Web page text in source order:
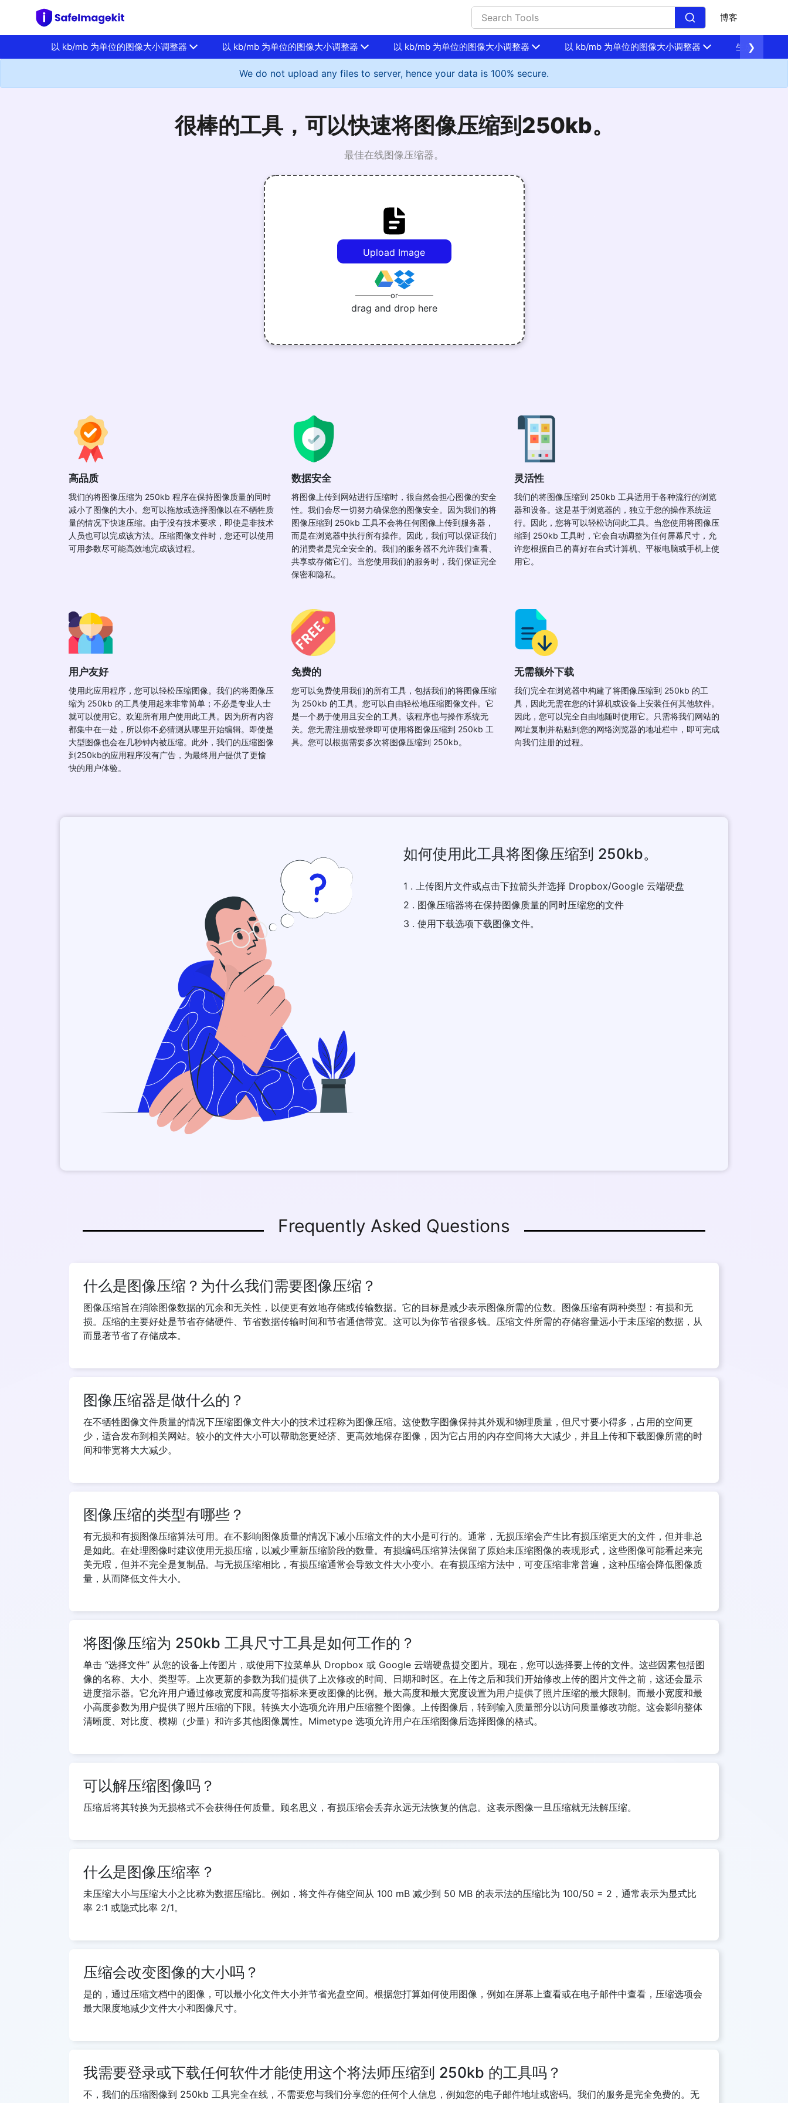
博客
以 kb/mb 为单位的图像大小调整器 以 kb/mb 为单位的图像大小调整器 以 kb/mb 为单位的图像大小调整器 以 kb/mb 为单位的图像大小调整器 生成
❯
We do not upload any files to server, hence your data is 100% secure.
很棒的工具，可以快速将图像压缩到250kb。
最佳在线图像压缩器。
Upload Image
or
drag and drop here
高品质
我们的将图像压缩为 250kb 程序在保持图像质量的同时
减小了图像的大小。您可以拖放或选择图像以在不牺牲质
量的情况下快速压缩。由于没有技术要求，即使是非技术
人员也可以完成该方法。压缩图像文件时，您还可以使用
可用参数尽可能高效地完成该过程。
数据安全
将图像上传到网站进行压缩时，很自然会担心图像的安全
性。我们会尽一切努力确保您的图像安全。因为我们的将
图像压缩到 250kb 工具不会将任何图像上传到服务器，
而是在浏览器中执行所有操作。因此，我们可以保证我们
的消费者是完全安全的。我们的服务器不允许我们查看、
共享或存储它们。当您使用我们的服务时，我们保证完全
保密和隐私。
灵活性
我们的将图像压缩到 250kb 工具适用于各种流行的浏览
器和设备。这是基于浏览器的，独立于您的操作系统运
行。因此，您将可以轻松访问此工具。当您使用将图像压
缩到 250kb 工具时，它会自动调整为任何屏幕尺寸，允
许您根据自己的喜好在台式计算机、平板电脑或手机上使
用它。
用户友好
使用此应用程序，您可以轻松压缩图像。我们的将图像压
缩为 250kb 的工具使用起来非常简单；不必是专业人士
就可以使用它。欢迎所有用户使用此工具。因为所有内容
都集中在一处，所以你不必猜测从哪里开始编辑。即使是
大型图像也会在几秒钟内被压缩。此外，我们的压缩图像
到250kb的应用程序没有广告，为最终用户提供了更愉
快的用户体验。
免费的
您可以免费使用我们的所有工具，包括我们的将图像压缩
为 250kb 的工具。您可以自由轻松地压缩图像文件。它
是一个易于使用且安全的工具。该程序也与操作系统无
关。您无需注册或登录即可使用将图像压缩到 250kb 工
具。您可以根据需要多次将图像压缩到 250kb。
无需额外下载
我们完全在浏览器中构建了将图像压缩到 250kb 的工
具，因此无需在您的计算机或设备上安装任何其他软件。
因此，您可以完全自由地随时使用它。只需将我们网站的
网址复制并粘贴到您的网络浏览器的地址栏中，即可完成
向我们注册的过程。
如何使用此工具将图像压缩到 250kb。
1 . 上传图片文件或点击下拉箭头并选择 Dropbox/Google 云端硬盘
2 . 图像压缩器将在保持图像质量的同时压缩您的文件
3 . 使用下载选项下载图像文件。
Frequently Asked Questions
什么是图像压缩？为什么我们需要图像压缩？
图像压缩旨在消除图像数据的冗余和无关性，以便更有效地存储或传输数据。它的目标是减少表示图像所需的位数。图像压缩有两种类型：有损和无
损。压缩的主要好处是节省存储硬件、节省数据传输时间和节省通信带宽。这可以为你节省很多钱。压缩文件所需的存储容量远小于未压缩的数据，从
而显著节省了存储成本。
图像压缩器是做什么的？
在不牺牲图像文件质量的情况下压缩图像文件大小的技术过程称为图像压缩。这使数字图像保持其外观和物理质量，但尺寸要小得多，占用的空间更
少，适合发布到相关网站。较小的文件大小可以帮助您更经济、更高效地保存图像，因为它占用的内存空间将大大减少，并且上传和下载图像所需的时
间和带宽将大大减少。
图像压缩的类型有哪些？
有无损和有损图像压缩算法可用。在不影响图像质量的情况下减小压缩文件的大小是可行的。通常，无损压缩会产生比有损压缩更大的文件，但并非总
是如此。在处理图像时建议使用无损压缩，以减少重新压缩阶段的数量。有损编码压缩算法保留了原始未压缩图像的表现形式，这些图像可能看起来完
美无瑕，但并不完全是复制品。与无损压缩相比，有损压缩通常会导致文件大小变小。在有损压缩方法中，可变压缩非常普遍，这种压缩会降低图像质
量，从而降低文件大小。
将图像压缩为 250kb 工具尺寸工具是如何工作的？
单击 “选择文件” 从您的设备上传图片，或使用下拉菜单从 Dropbox 或 Google 云端硬盘提交图片。现在，您可以选择要上传的文件。这些因素包括图
像的名称、大小、类型等。上次更新的参数为我们提供了上次修改的时间、日期和时区。在上传之后和我们开始修改上传的图片文件之前，这还会显示
进度指示器。它允许用户通过修改宽度和高度等指标来更改图像的比例。最大高度和最大宽度设置为用户提供了照片压缩的最大限制。而最小宽度和最
小高度参数为用户提供了照片压缩的下限。转换大小选项允许用户压缩整个图像。上传图像后，转到输入质量部分以访问质量修改功能。这会影响整体
清晰度、对比度、模糊（少量）和许多其他图像属性。Mimetype 选项允许用户在压缩图像后选择图像的格式。
可以解压缩图像吗？
压缩后将其转换为无损格式不会获得任何质量。顾名思义，有损压缩会丢弃永远无法恢复的信息。这表示图像一旦压缩就无法解压缩。
什么是图像压缩率？
未压缩大小与压缩大小之比称为数据压缩比。例如，将文件存储空间从 100 mB 减少到 50 MB 的表示法的压缩比为 100/50 = 2，通常表示为显式比
率 2:1 或隐式比率 2/1。
压缩会改变图像的大小吗？
是的，通过压缩文档中的图像，可以最小化文件大小并节省光盘空间。根据您打算如何使用图像，例如在屏幕上查看或在电子邮件中查看，压缩选项会
最大限度地减少文件大小和图像尺寸。
我需要登录或下载任何软件才能使用这个将法师压缩到 250kb 的工具吗？
不，我们的压缩图像到 250kb 工具完全在线，不需要您与我们分享您的任何个人信息，例如您的电子邮件地址或密码。我们的服务是完全免费的。无